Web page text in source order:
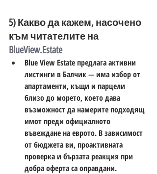
5) Какво да кажем, насочено
към читателите на
BlueView.Estate
Blue View Estate предлага активни
листинги в Балчик — има избор от
апартаменти, къщи и парцели
близо до морето, което дава
възможност да намерите подходящ
имот преди официалното
въвеждане на еврото. В зависимост
от бюджета ви, проактивната
проверка и бързата реакция при
добра оферта са оправдани.